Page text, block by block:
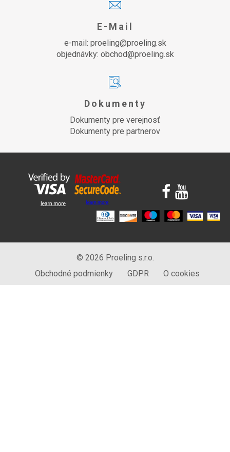
E-Mail
e-mail: proeling@proeling.sk
objednávky: obchod@proeling.sk
Dokumenty
Dokumenty pre verejnosť
Dokumenty pre partnerov
© 2026 Proeling s.r.o.
Obchodné podmienky
GDPR O cookies